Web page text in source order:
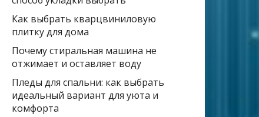
Как выбрать кварцвиниловую
плитку для дома
Почему стиральная машина не
отжимает и оставляет воду
Пледы для спальни: как выбрать
идеальный вариант для уюта и
комфорта